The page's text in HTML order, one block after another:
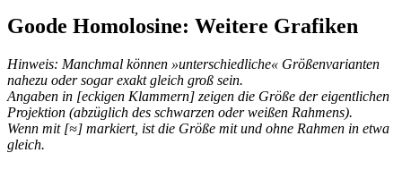
Goode Homolosine: Weitere Grafiken
Hinweis: Manchmal können »unterschiedliche« Größenvarianten
nahezu oder sogar exakt gleich groß sein.
Angaben in [eckigen Klammern] zeigen die Größe der eigentlichen
Projektion (abzüglich des schwarzen oder weißen Rahmens).
Wenn mit [≈] markiert, ist die Größe mit und ohne Rahmen in etwa
gleich.